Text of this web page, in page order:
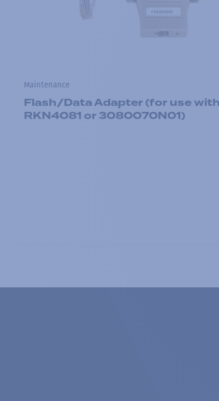
Maintenance
Flash/Data Adapter (for use with
RKN4081 or 3080070N01)